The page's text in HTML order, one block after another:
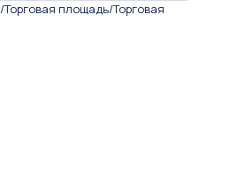
/Торговая площадь/Торговая